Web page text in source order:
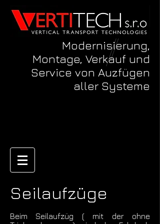
Modernisierung,
Montage, Verkauf und
Service von Auzfügen
aller Systeme
Seilaufzüge
Beim Seilaufzüg ( mit der ohne